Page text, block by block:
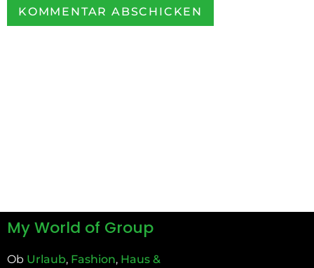
My World of Group
Ob Urlaub, Fashion, Haus &